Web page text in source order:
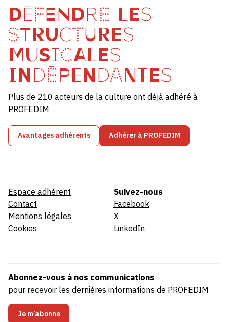
DÉFENDRE LES
STRUCTURES
MUSICALES
INDÉPENDANTES
Plus de 210 acteurs de la culture ont déjà adhéré à
PROFEDIM
Avantages adhérents Adhérer à PROFEDIM
Espace adhérent
Contact
Mentions légales
Cookies
Suivez-nous
Facebook
X
LinkedIn
Abonnez-vous à nos communications
pour recevoir les dernières informations de PROFEDIM
Je m’abonne